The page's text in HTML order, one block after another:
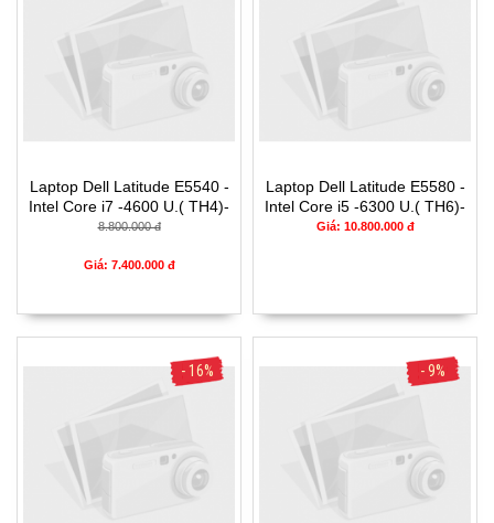
Laptop Dell Latitude E5540 -
Intel Core i7 -4600 U.( TH4)-
4G- SSD128G- 16.5'
8.800.000 đ
Giá: 7.400.000 đ
Laptop Dell Latitude E5580 -
Intel Core i5 -6300 U.( TH6)-
8G- SSD256G- 16.5'
Giá: 10.800.000 đ
- 16% - 9%